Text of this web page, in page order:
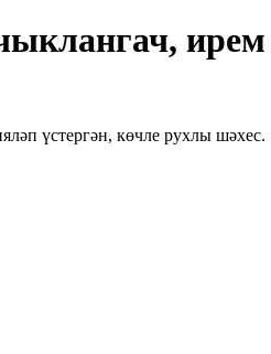
ирем
үстергән, көчле рухлы шәхес.